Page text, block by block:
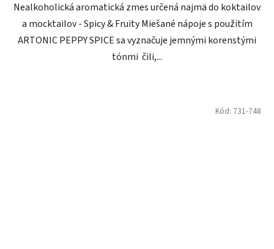
Nealkoholická aromatická zmes určená najmä do koktailov
a mocktailov - Spicy & Fruity Miešané nápoje s použitím
ARTONIC PEPPY SPICE sa vyznačuje jemnými korenstými
tónmi čili,...
Kód: 731-748